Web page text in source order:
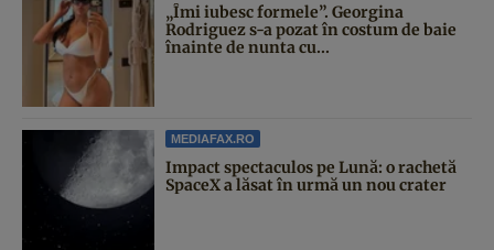
„Îmi iubesc formele”. Georgina
Rodriguez s-a pozat în costum de baie
înainte de nunta cu...
MEDIAFAX.RO
Impact spectaculos pe Lună: o rachetă
SpaceX a lăsat în urmă un nou crater